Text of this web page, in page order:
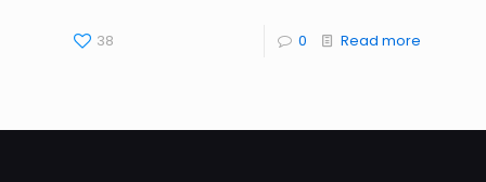
38 0 Read more